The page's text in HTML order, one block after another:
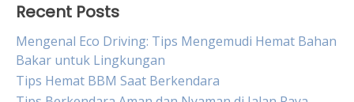
Recent Posts
Mengenal Eco Driving: Tips Mengemudi Hemat Bahan
Bakar untuk Lingkungan
Tips Hemat BBM Saat Berkendara